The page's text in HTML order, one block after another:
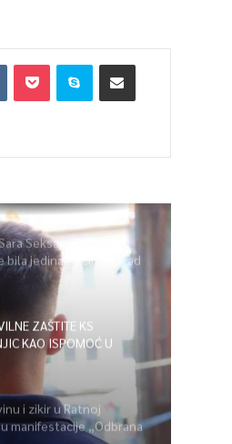
Seksan u emisiji
bila jedina opcija, uz rad
moguće”
ZAŠTITE KS
KAO ISPOMOĆ U
i zikir u Ratnoj
manifestacije „Odbrana